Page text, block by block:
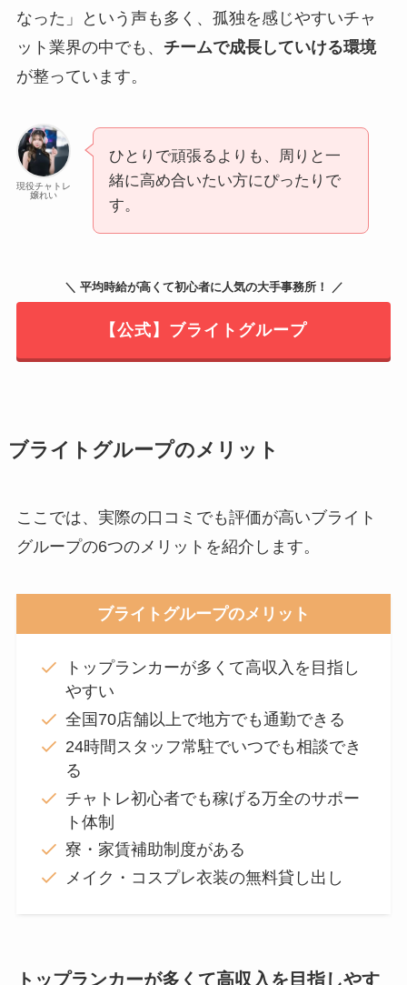
なった」という声も多く、孤独を感じやすいチャ
ット業界の中でも、 チームで成長していける環境
が整っています。
現役チャトレ
嬢れい
ひとりで頑張るよりも、周りと一
緒に高め合いたい方にぴったりで
す。
＼ 平均時給が高くて初心者に人気の大手事務所！ ／
【公式】ブライトグループ
ブライトグループのメリット
ここでは、実際の口コミでも評価が高いブライト
グループの6つのメリットを紹介します。
ブライトグループのメリット
トップランカーが多くて高収入を目指し
やすい
全国70店舗以上で地方でも通勤できる
24時間スタッフ常駐でいつでも相談でき
る
チャトレ初心者でも稼げる万全のサポー
ト体制
寮・家賃補助制度がある
メイク・コスプレ衣装の無料貸し出し
トップランカーが多くて高収入を目指しやす